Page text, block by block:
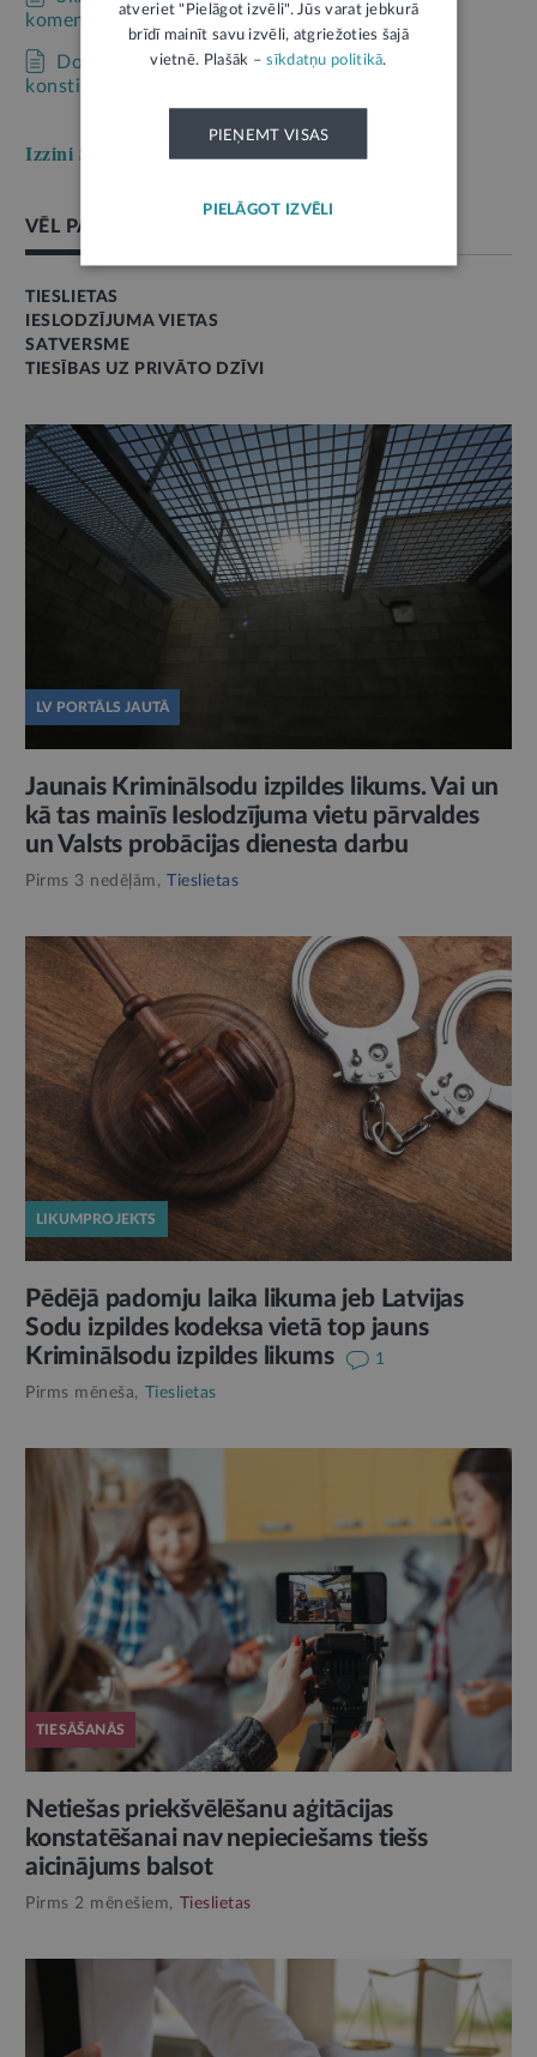
komentāriem!
Domā par Satversmi: 51 eseja par Latvijas
konstitūciju žurnālā “Jurista Vārds”!
Izzini Satversmi soli pa solim →
VĒL PAR ŠO TĒMU
TIESLIETAS
IESLODZĪJUMA VIETAS
SATVERSME
TIESĪBAS UZ PRIVĀTO DZĪVI
LV PORTĀLS JAUTĀ
Jaunais Kriminālsodu izpildes likums. Vai un
kā tas mainīs Ieslodzījuma vietu pārvaldes
un Valsts probācijas dienesta darbu
Pirms 3 nedēļām, Tieslietas
LIKUMPROJEKTS
Pēdējā padomju laika likuma jeb Latvijas
Sodu izpildes kodeksa vietā top jauns
Kriminālsodu izpildes likums
1
Pirms mēneša, Tieslietas
TIESĀŠANĀS
Netiešas priekšvēlēšanu aģitācijas
konstatēšanai nav nepieciešams tiešs
aicinājums balsot
Pirms 2 mēnešiem, Tieslietas
atveriet "Pielāgot izvēli". Jūs varat jebkurā
brīdī mainīt savu izvēli, atgriežoties šajā
vietnē. Plašāk –sīkdatņu politikā.
PIEŅEMT VISAS
PIELĀGOT IZVĒLI